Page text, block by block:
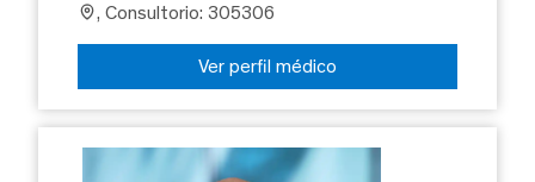
, Consultorio: 305306
Ver perfil médico